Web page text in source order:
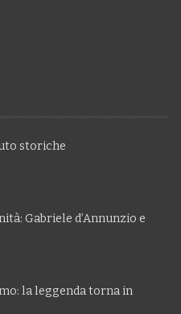
storiche
Gabriele d’Annunzio e
la leggenda torna in